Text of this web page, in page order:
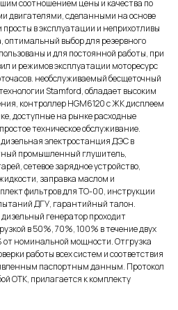
соотношением цены и качества по
двигателями, сделанными на основе
в эксплуатации и неприхотливы
оптимальный выбор для резервного
и для постоянной работы, при
и режимов эксплуатации моторесурс
необслуживаемый бесщеточный
Stamford, обладает высоким
контроллер HGM6120 с ЖК дисплеем
доступные на рынке расходные
техническое обслуживание.
электростанция ДЭС в
промышленный глушитель,
сетевое зарядное устройство,
заправка маслом и
фильтров для ТО-00, инструкции
ДГУ, гарантийный талон.
генератор проходит
в 50%, 70%, 100% в течение двух
от номинальной мощности. Отгрузка
работы всех систем и соответствия
паспортным данным. Протокол
ОТК, прилагается к комплекту